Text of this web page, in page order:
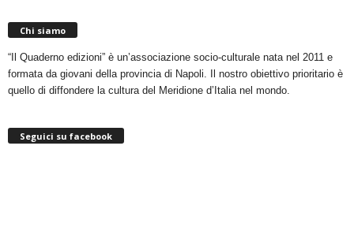
Chi siamo
“Il Quaderno edizioni” è un’associazione socio-culturale nata nel 2011 e
formata da giovani della provincia di Napoli. Il nostro obiettivo prioritario è
quello di diffondere la cultura del Meridione d’Italia nel mondo.
Seguici su facebook